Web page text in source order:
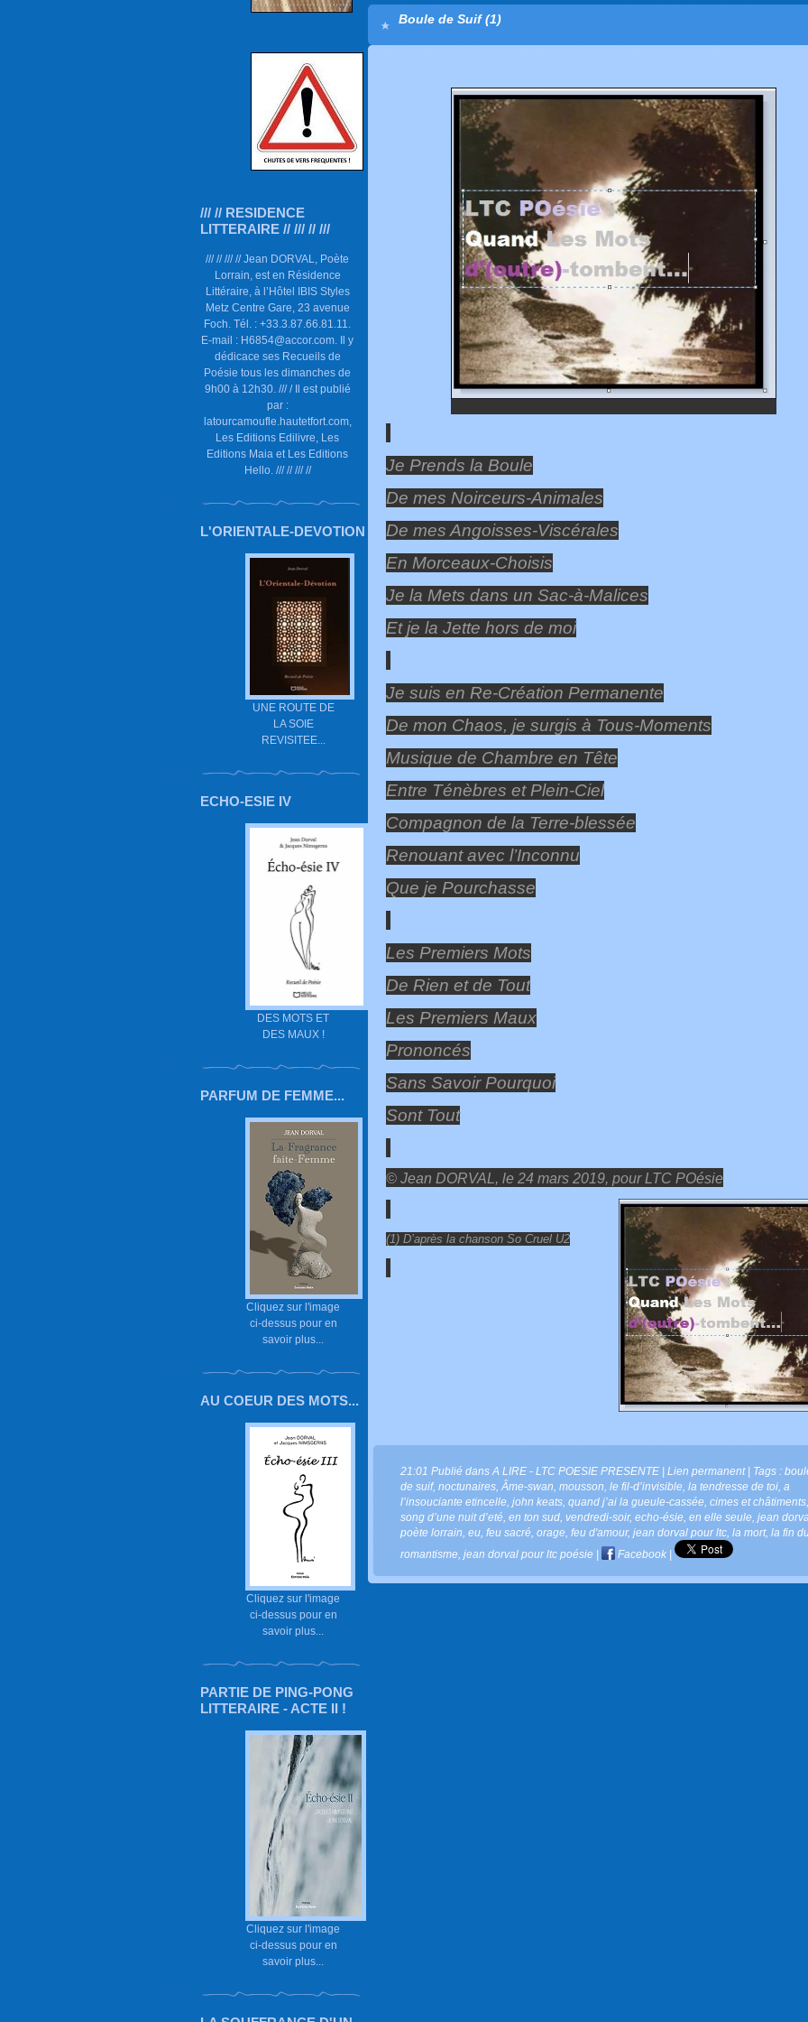
/// // RESIDENCE
LITTERAIRE // /// // ///
/// // /// // Jean DORVAL, Poète
Lorrain, est en Résidence
Littéraire, à l’Hôtel IBIS Styles
Metz Centre Gare, 23 avenue
Foch. Tél. : +33.3.87.66.81.11.
E-mail : H6854@accor.com. Il y
dédicace ses Recueils de
Poésie tous les dimanches de
9h00 à 12h30. /// / Il est publié
par :
latourcamoufle.hautetfort.com,
Les Editions Edilivre, Les
Editions Maia et Les Editions
Hello. /// // /// //
L'ORIENTALE-DEVOTION
UNE ROUTE DE
LA SOIE
REVISITEE...
ECHO-ESIE IV
DES MOTS ET
DES MAUX !
PARFUM DE FEMME...
Cliquez sur l'image
ci-dessus pour en
savoir plus...
AU COEUR DES MOTS...
Cliquez sur l'image
ci-dessus pour en
savoir plus...
PARTIE DE PING-PONG
LITTERAIRE - ACTE II !
Cliquez sur l'image
ci-dessus pour en
savoir plus...
Boule de Suif (1)
Je Prends la Boule
De mes Noirceurs-Animales
De mes Angoisses-Viscérales
En Morceaux-Choisis
Je la Mets dans un Sac-à-Malices
Et je la Jette hors de moi
Je suis en Re-Création Permanente
De mon Chaos, je surgis à Tous-Moments
Musique de Chambre en Tête
Entre Ténèbres et Plein-Ciel
Compagnon de la Terre-blessée
Renouant avec l’Inconnu
Que je Pourchasse
Les Premiers Mots
De Rien et de Tout
Les Premiers Maux
Prononcés
Sans Savoir Pourquoi
Sont Tout
© Jean DORVAL, le 24 mars 2019, pour LTC POésie
(1) D’après la chanson So Cruel U2
21:01 Publié dans A LIRE - LTC POESIE PRESENTE Lien permanent| Tags :
de suif, noctunaires Âme-swan mousson le fil-d’invisible la tendresse de toi a
l’insouciante etincelle john keats quand j’ai la gueule-cassée cimes et châtiments
song d’une nuit d’eté en ton sud vendredi-soir, echo-ésie en elle seule jean
poète lorrain eu feu sacré orage feu d'amour, jean dorval pour ltc la mort, la fin
romantisme jean dorval pour ltc poésie Facebook